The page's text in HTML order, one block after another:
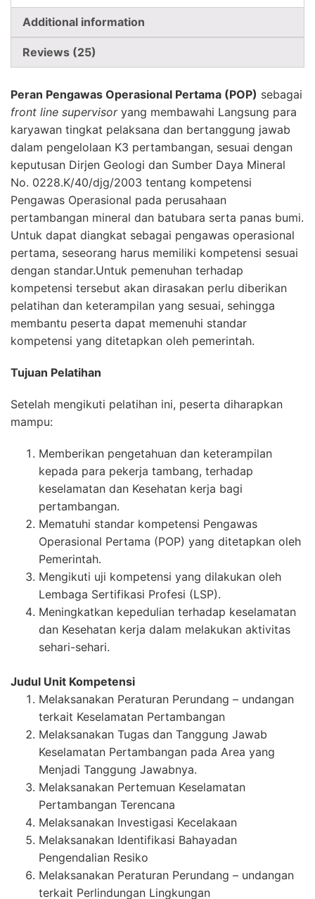
Additional information
Reviews (25)
Peran Pengawas Operasional Pertama (POP) sebagai
front line supervisoryang membawahi Langsung para
karyawan tingkat pelaksana dan bertanggung jawab
dalam pengelolaan K3 pertambangan, sesuai dengan
keputusan Dirjen Geologi dan Sumber Daya Mineral
No. 0228.K/40/djg/2003 tentang kompetensi
Pengawas Operasional pada perusahaan
pertambangan mineral dan batubara serta panas bumi.
Untuk dapat diangkat sebagai pengawas operasional
pertama, seseorang harus memiliki kompetensi sesuai
dengan standar.Untuk pemenuhan terhadap
kompetensi tersebut akan dirasakan perlu diberikan
pelatihan dan keterampilan yang sesuai, sehingga
membantu peserta dapat memenuhi standar
kompetensi yang ditetapkan oleh pemerintah.
Tujuan Pelatihan
Setelah mengikuti pelatihan ini, peserta diharapkan
mampu:
Memberikan pengetahuan dan keterampilan
kepada para pekerja tambang, terhadap
keselamatan dan Kesehatan kerja bagi
pertambangan.
Mematuhi standar kompetensi Pengawas
Operasional Pertama (POP) yang ditetapkan oleh
Pemerintah.
Mengikuti uji kompetensi yang dilakukan oleh
Lembaga Sertifikasi Profesi (LSP).
Meningkatkan kepedulian terhadap keselamatan
dan Kesehatan kerja dalam melakukan aktivitas
sehari-sehari.
Judul Unit Kompetensi
Melaksanakan Peraturan Perundang – undangan
terkait Keselamatan Pertambangan
Melaksanakan Tugas dan Tanggung Jawab
Keselamatan Pertambangan pada Area yang
Menjadi Tanggung Jawabnya.
Melaksanakan Pertemuan Keselamatan
Pertambangan Terencana
Melaksanakan Investigasi Kecelakaan
Melaksanakan Identifikasi Bahayadan
Pengendalian Resiko
Melaksanakan Peraturan Perundang – undangan
terkait Perlindungan Lingkungan